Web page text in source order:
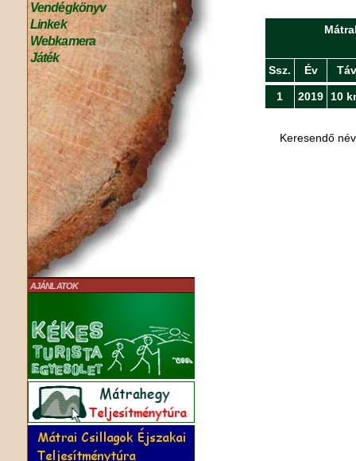
Vendégkönyv
Linkek
Webkamera
Játék
AJÁNLATOK
Ssz. Év Táv
1 2019 10
Keresendő